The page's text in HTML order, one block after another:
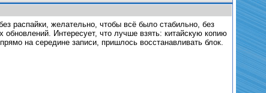
распайки, желательно, чтобы всё было стабильно, без
Интересует, что лучше взять: китайскую копию
на середине записи, пришлось восстанавливать блок.